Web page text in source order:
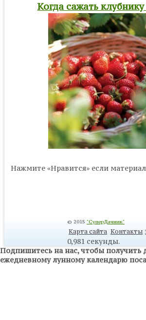
Когда сажать
Нажмите «Нравится» если
© 2015 "СуперДачник"
Карта сайта Контакты
0,981 секунды.
Подпишитесь на нас, чтобы получить
ежедневному лунному календарю